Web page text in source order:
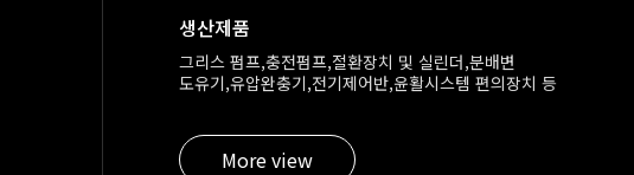
생산제품
그리스 펌프,충전펌프,절환장치 및 실린더,분배변
도유기,유압완충기,전기제어반,윤활시스템 편의장치 등
More view